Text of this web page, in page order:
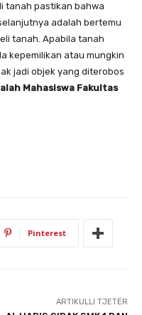
tanah pastikan bahwa
adalah bertemu
tanah. Apabila tanah
kepemilikan atau mungkin
jadi objek yang diterobos
Mahasiswa Fakultas
Pinterest
ARTIKULLI TJETËR